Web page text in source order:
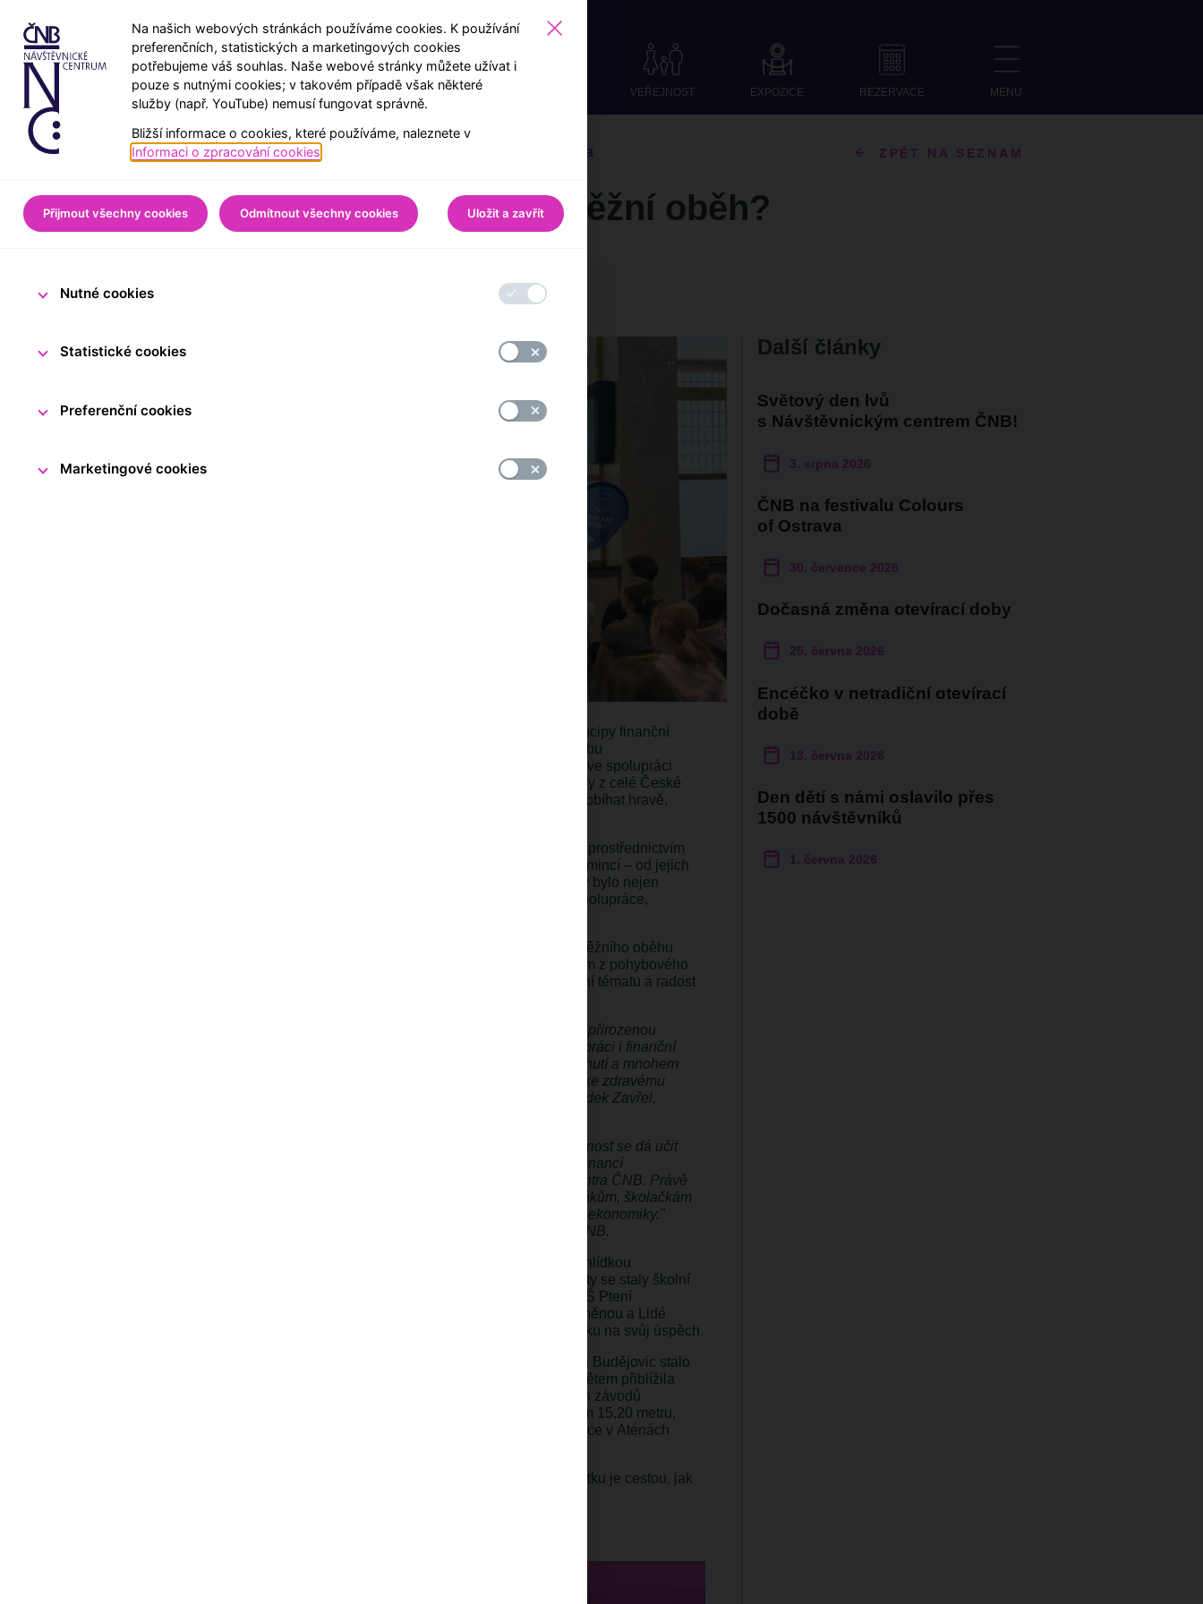
VEŘEJNOST EXPOZICE REZERVACE MENU
ZPĚT NA SEZNAM
Úvod Pro veřejnost Ze světa Návštěvnického centra
Kdo nejlépe ztvárnil peněžní oběh?
Rozhýbat děti, zapojit jejich fantazii a zároveň jim přiblížit principy finanční
gramotnosti – právě to bylo cílem výzvy Peněžní oběh v pohybu
s Návštěvnickým centrem ČNB, kterou připravil tým Encéčka ve spolupráci
s projektem Olympijského víceboje. Do výzvy se zapojily školy z celé České
republiky a svými videi ukázaly, že učení o penězích může probíhat hravě,
Úkolem žáků a žákyň bylo natočit až minutové video, v němž prostřednictvím
pohybu a vlastní kreativity ztvárnili životní cyklus bankovek a mincí – od jejich
výroby, přes distribuci, až po návrat do banky. Smyslem výzvy bylo nejen
porozumění fungování peněžního oběhu, ale také podpora spolupráce,
Porota hodnotila především správnost jednotlivých kroků peněžního oběhu
a jejich návaznost, ale i originalitu zpracování a celkový dojem z pohybového
provedení. Nešlo o výkon ani rychlost, ale o nápad, pochopení tématu a radost
"Olympijský víceboj dlouhodobě ukazuje, že pohyb může být přirozenou
součástí učení. Tahle výzva krásně propojila kreativitu, spolupráci i finanční
gramotnost a potvrdila, že když se děti hýbou, učí se s větší chutí a mnohem
efektivněji. Právě takové aktivity jim pomáhají budovat vztah ke zdravému
životnímu stylu i k důležitým dovednostem do života," říká Radek Zavřel,
"Projekt opětovně potvrdil, že i finanční a ekonomická gramotnost se dá učit
zábavnými a mnohdy netradičními způsoby. Přibližovat svět financí
srozumitelně a otevřeně je hlavním cílem Návštěvnického centra ČNB. Právě
proto velmi rádi organizujeme aktivity, které napomáhají školákům, školačkám
i široké veřejnosti zorientovat se co nejlépe ve světě peněz a ekonomiky."
doplňuje Dita Vejnárková, ředitelka Návštěvnického centra ČNB.
Pět nejlepších soutěžních týmů bylo odměněno speciální prohlídkou
Návštěvnického centra České národní banky v Praze. Finalisty se staly školní
týmy ze ZŠ Velvary, ZŠ Horní Slavkov, Nádražní 683, ZŠ a MŠ Ptení
a ZŠ Lomnice. Žáci a žákyně se seznámili s expozicemi Za měnou a Lidé
a peníze a odnesli si také dárky z dílny Encéčka jako upomínku na svůj úspěch.
Vrcholným zážitkem se pro vítěze ze ZŠ Nerudova z Českých Budějovic stalo
setkání a beseda s olympioničkou Šárkou Kašpárkovou. Ta dětem přiblížila
svou sportovní cestu, představila medaile z nejvýznamnějších závodů
a poutavě vyprávěla mimo jiné i o vítězném trojskoku dlouhém 15,20 metru,
kterým v roce 1997 zvítězila na Mistrovství světa v lehké atletice v Aténách
Projekt znovu ukázal, že propojení pohybu, vzdělávání a zážitku je cestou, jak
Další články
Světový den lvů
s Návštěvnickým centrem ČNB!
3. srpna 2026
ČNB na festivalu Colours
of Ostrava
30. července 2026
Dočasná změna otevírací doby
25. června 2026
Encéčko v netradiční otevírací
době
13. června 2026
Den dětí s námi oslavilo přes
1500 návštěvníků
1. června 2026
Na našich webových stránkách používáme cookies. K používání
preferenčních, statistických a marketingových cookies
potřebujeme váš souhlas. Naše webové stránky můžete užívat i
pouze s nutnými cookies; v takovém případě však některé
služby (např. YouTube) nemusí fungovat správně.
Bližší informace o cookies, které používáme, naleznete v
Informaci o zpracování cookies
Přijmout všechny cookies Odmítnout všechny cookies Uložit a zavřít
Nutné cookies
Statistické cookies
Preferenční cookies
Marketingové cookies